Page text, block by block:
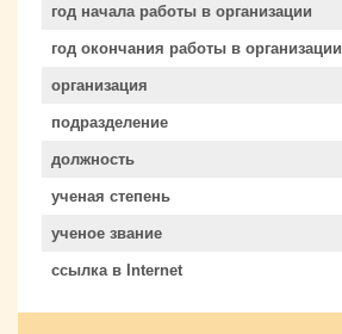
год начала работы в организации
год окончания работы в организации
организация
подразделение
должность
ученая степень
ученое звание
ссылка в Internet